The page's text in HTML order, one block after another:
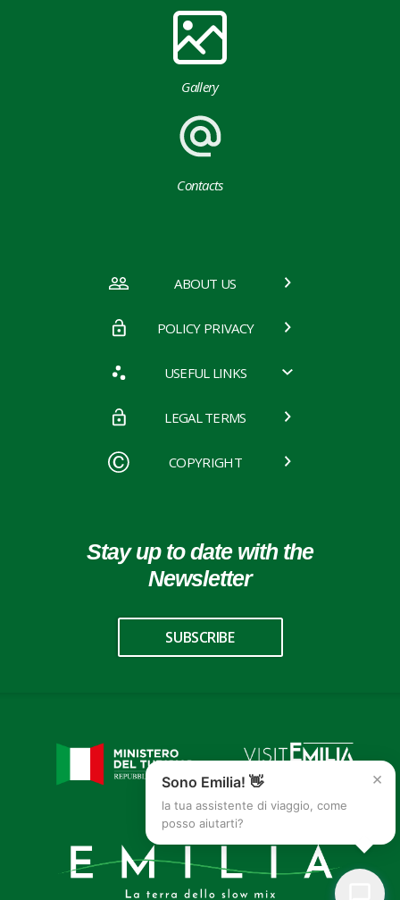
Gallery
Contacts
ABOUT US
POLICY PRIVACY
USEFUL LINKS
LEGAL TERMS
COPYRIGHT
Stay up to date with the
Newsletter
SUBSCRIBE
×
Sono Emilia! 👋
la tua assistente di viaggio, come
posso aiutarti?